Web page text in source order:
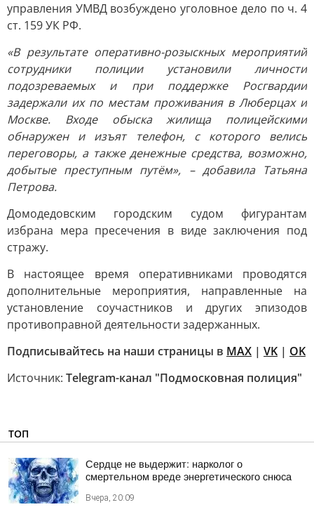
управления УМВД возбуждено уголовное дело по ч. 4
ст. 159 УК РФ.
«В результате оперативно-розыскных мероприятий
сотрудники полиции установили личности
подозреваемых и при поддержке Росгвардии
задержали их по местам проживания в Люберцах и
Москве. Входе обыска жилища полицейскими
обнаружен и изъят телефон, с которого велись
переговоры, а также денежные средства, возможно,
добытые преступным путём», – добавила Татьяна
Петрова.
Домодедовским городским судом фигурантам
избрана мера пресечения в виде заключения под
стражу.
В настоящее время оперативниками проводятся
дополнительные мероприятия, направленные на
установление соучастников и других эпизодов
противоправной деятельности задержанных.
Подписывайтесь на наши страницы в MAX | VK | OK
Источник: Telegram-канал "Подмосковная полиция"
ТОП
Сердце не выдержит: нарколог о
смертельном вреде энергетического снюса
Вчера, 20:09